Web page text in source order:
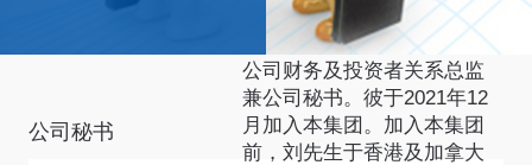
公司秘书
刘先生现为达力普控股有限
公司财务及投资者关系总监
兼公司秘书。彼于2021年12
月加入本集团。加入本集团
前，刘先生于香港及加拿大